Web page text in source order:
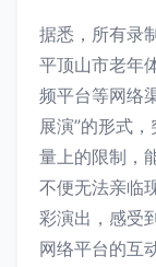
据悉，所有录
平顶山市老年
频平台等网络
展演”的形式
量上的限制，
不便无法亲临
彩演出，感受
网络平台的互